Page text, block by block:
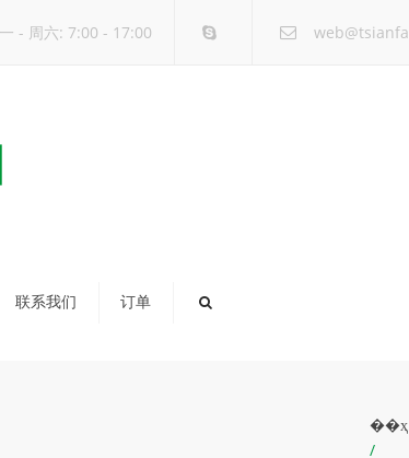
- 周六: 7:00 - 17:00
联系我们 订单
��ҳ
/